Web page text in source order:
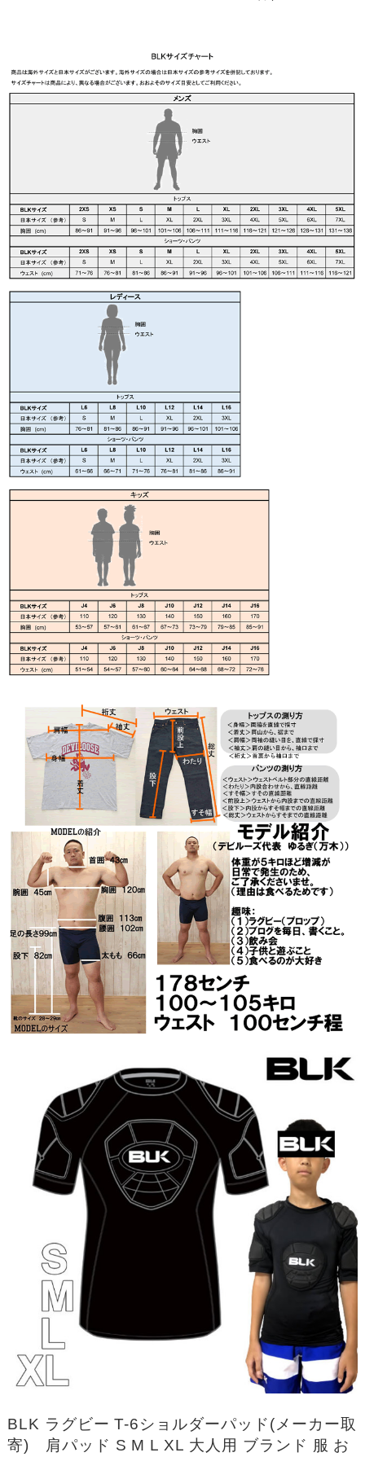
BLK ラグビー T-6ショルダーパッド(メーカー取
寄) 肩パッド S M L XL 大人用 ブランド 服 お